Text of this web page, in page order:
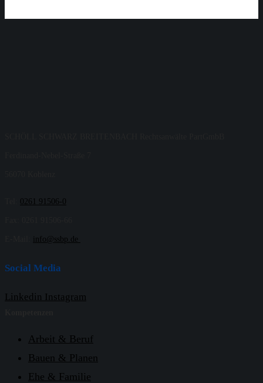
0261 91506-0
info@ssbp.de
Social Media
Linkedin Instagram
Arbeit & Beruf
Bauen & Planen
Ehe & Familie